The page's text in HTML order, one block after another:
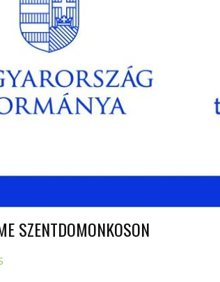
SZENTDOMONKOSON